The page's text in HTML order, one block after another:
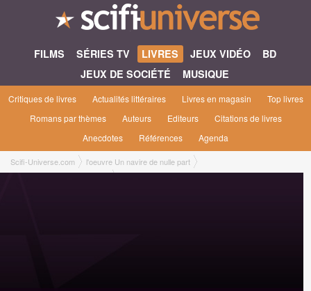
FILMS SÉRIES TV LIVRES JEUX VIDÉO
BD
JEUX DE SOCIÉTÉ
MUSIQUE
Critiques de livres Actualités littéraires Livres en magasin
Top livres
Romans par thèmes
Auteurs Editeurs
Citations de livres
Anecdotes
Références Agenda
Scifi-Universe.com
l'oeuvre Un navire de nulle part
Un navire de nulle part [1986]